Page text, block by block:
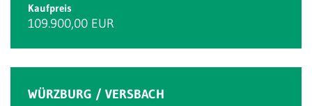
Kaufpreis
109.900,00 EUR
WÜRZBURG / VERSBACH